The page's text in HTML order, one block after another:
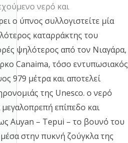
νερό και
ο ύπνος συλλογιστείτε μία
καταρράκτης του
ψηλότερος από τον Νιαγάρα,
Canaima, τόσο εντυπωσιακός
979 μέτρα και αποτελεί
της Unesco. ο νερό
επίπεδο και
Auyan – Tepui – το βουνό του
στην πυκνή ζούγκλα της